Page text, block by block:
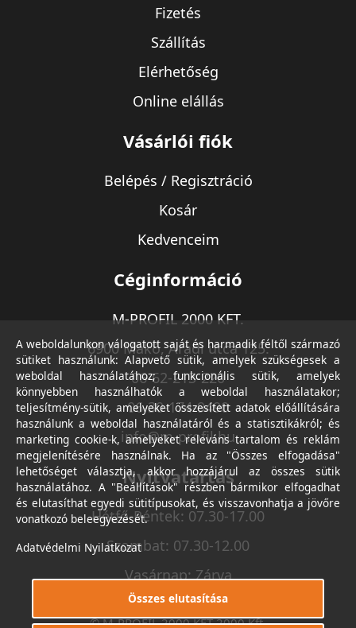
Fizetés
Szállítás
Elérhetőség
Online elállás
Vásárlói fiók
Belépés / Regisztráció
Kosár
Kedvenceim
Céginformáció
M-PROFIL 2000 KFT.
6900 Makó, Aradi utca 125.
06-62-213-220
06-30-174-9490
info@m-profil.hu
Nyitvatartás
Hétfő-Péntek: 07.30-17.00
Szombat: 07.30-12.00
Vasárnap: Zárva
© M-PROFIL 2000 KFT 2000 Kft.
A weboldalunkon válogatott saját és harmadik féltől származó
sütiket használunk: Alapvető sütik, amelyek szükségesek a
weboldal használatához; funkcionális sütik, amelyek
könnyebben használhatók a weboldal használatakor;
teljesítmény-sütik, amelyeket összesített adatok előállítására
használunk a weboldal használatáról és a statisztikákról; és
marketing cookie-k, amelyeket releváns tartalom és reklám
megjelenítésére használnak. Ha az "Összes elfogadása"
lehetőséget választja, akkor hozzájárul az összes sütik
használatához. A "Beállítások" részben bármikor elfogadhat
és elutasíthat egyedi sütitípusokat, és visszavonhatja a jövőre
vonatkozó beleegyezését.
Adatvédelmi Nyilatkozat
Összes elutasítása